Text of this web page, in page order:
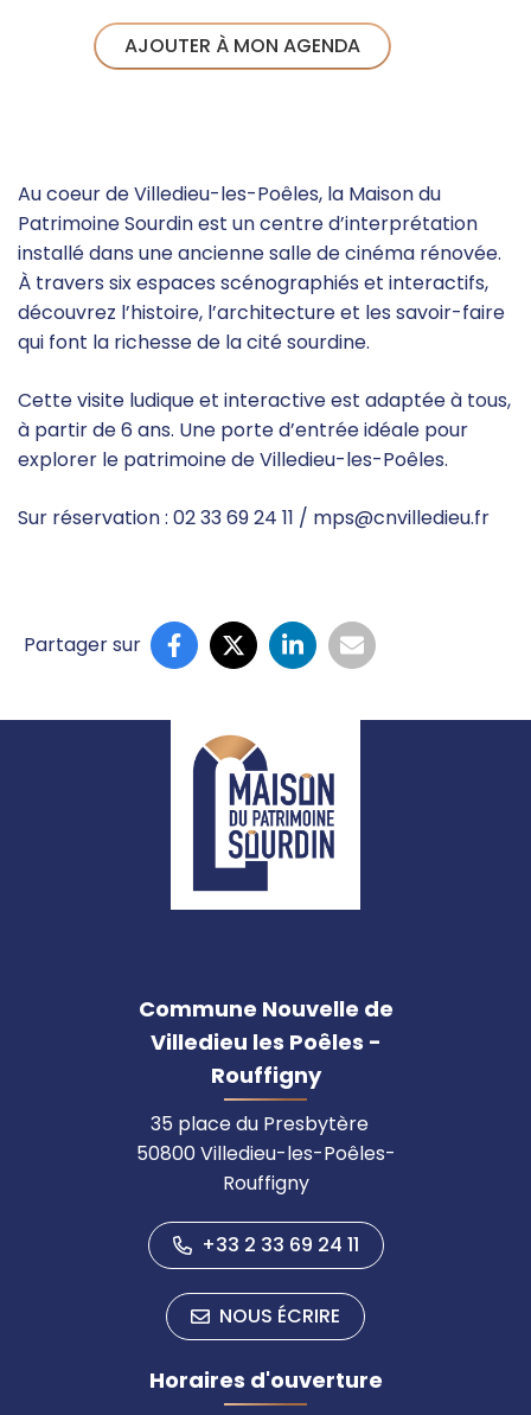
AJOUTER À MON AGENDA
Au coeur de Villedieu-les-Poêles, la Maison du
Patrimoine Sourdin est un centre d’interprétation
installé dans une ancienne salle de cinéma rénovée.
À travers six espaces scénographiés et interactifs,
découvrez l’histoire, l’architecture et les savoir-faire
qui font la richesse de la cité sourdine.
Cette visite ludique et interactive est adaptée à tous,
à partir de 6 ans. Une porte d’entrée idéale pour
explorer le patrimoine de Villedieu-les-Poêles.
Sur réservation : 02 33 69 24 11 / mps@cnvilledieu.fr
Partager sur
Commune Nouvelle de
Villedieu les Poêles -
Rouffigny
35 place du Presbytère
50800 Villedieu-les-Poêles-
Rouffigny
+33 2 33 69 24 11
NOUS ÉCRIRE
Horaires d'ouverture